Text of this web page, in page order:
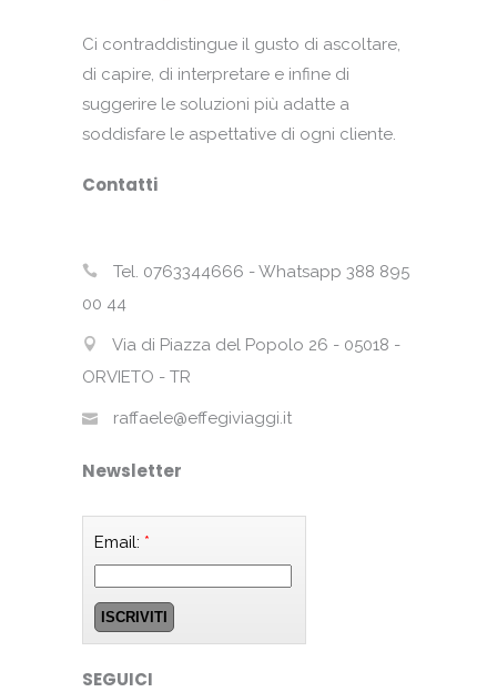
Ci contraddistingue il gusto di ascoltare,
di capire, di interpretare e infine di
suggerire le soluzioni più adatte a
soddisfare le aspettative di ogni cliente.
Contatti
Tel. 0763344666 - Whatsapp 388 895
00 44
Via di Piazza del Popolo 26 - 05018 -
ORVIETO - TR
raffaele@effegiviaggi.it
Newsletter
Email: *
SEGUICI